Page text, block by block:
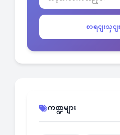
စာရငျးသှင
ကဏ္ဍများ